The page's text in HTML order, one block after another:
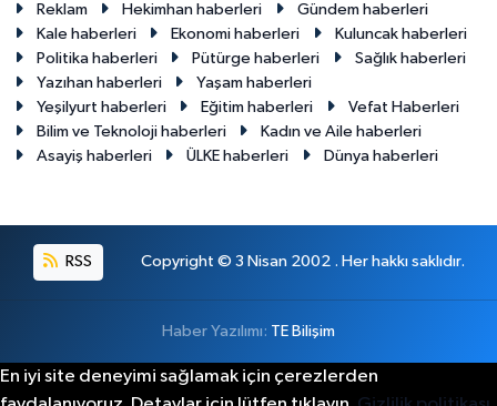
Reklam
Hekimhan haberleri
Gündem haberleri
Kale haberleri
Ekonomi haberleri
Kuluncak haberleri
Politika haberleri
Pütürge haberleri
Sağlık haberleri
Yazıhan haberleri
Yaşam haberleri
Yeşilyurt haberleri
Eğitim haberleri
Vefat Haberleri
Bilim ve Teknoloji haberleri
Kadın ve Aile haberleri
Asayiş haberleri
ÜLKE haberleri Dünya haberleri
RSS Copyright © 3 Nisan 2002 . Her hakkı saklıdır.
Haber Yazılımı: TE Bilişim
En iyi site deneyimi sağlamak için çerezlerden